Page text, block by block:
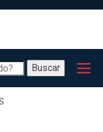
Buscar